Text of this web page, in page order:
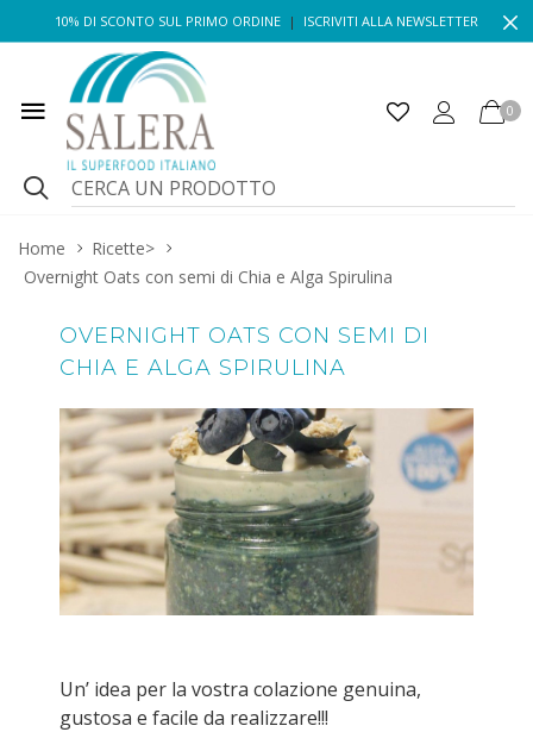
10% DI SCONTO SUL PRIMO ORDINE | ISCRIVITI ALLA NEWSLETTER
0
Home Ricette>
Overnight Oats con semi di Chia e Alga Spirulina
OVERNIGHT OATS CON SEMI DI
CHIA E ALGA SPIRULINA
Un’ idea per la vostra colazione genuina,
gustosa e facile da realizzare!!!